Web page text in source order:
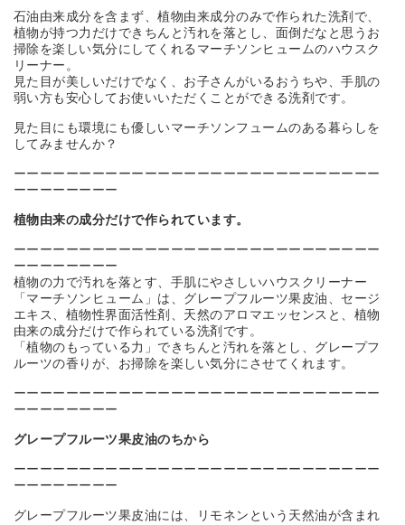
石油由来成分を含まず、植物由来成分のみで作られた洗剤で、
植物が持つ力だけできちんと汚れを落とし、面倒だなと思うお
掃除を楽しい気分にしてくれるマーチソンヒュームのハウスク
リーナー。
見た目が美しいだけでなく、お子さんがいるおうちや、手肌の
弱い方も安心してお使いいただくことができる洗剤です。
見た目にも環境にも優しいマーチソンフュームのある暮らしを
してみませんか？
ーーーーーーーーーーーーーーーーーーーーーーーーーーーー
ーーーーーーーー
植物由来の成分だけで作られています。
ーーーーーーーーーーーーーーーーーーーーーーーーーーーー
ーーーーーーーー
植物の力で汚れを落とす、手肌にやさしいハウスクリーナー
「マーチソンヒューム」は、グレープフルーツ果皮油、セージ
エキス、植物性界面活性剤、天然のアロマエッセンスと、植物
由来の成分だけで作られている洗剤です。
「植物のもっている力」できちんと汚れを落とし、グレープフ
ルーツの香りが、お掃除を楽しい気分にさせてくれます。
ーーーーーーーーーーーーーーーーーーーーーーーーーーーー
ーーーーーーーー
グレープフルーツ果皮油のちから
ーーーーーーーーーーーーーーーーーーーーーーーーーーーー
ーーーーーーーー
グレープフルーツ果皮油には、リモネンという天然油が含まれ